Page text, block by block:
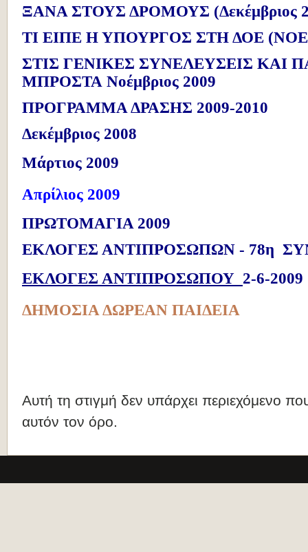
ΞΑΝΑ ΣΤΟΥΣ ΔΡΟΜΟΥΣ (Δεκέμβριος
ΤΙ ΕΙΠΕ Η ΥΠΟΥΡΓΟΣ ΣΤΗ ΔΟΕ
ΣΤΙΣ ΓΕΝΙΚΕΣ ΣΥΝΕΛΕΥΣΕΙΣ ΚΑΙ
ΜΠΡΟΣΤΑ Νοέμβριος 2009
ΠΡΟΓΡΑΜΜΑ ΔΡΑΣΗΣ 2009-2010
Δεκέμβριος 2008
Μάρτιος 2009
Απρίλιος 2009
ΠΡΩΤΟΜΑΓΙΑ 2009
ΕΚΛΟΓΕΣ ΑΝΤΙΠΡΟΣΩΠΩΝ - 78η
ΕΚΛΟΓΕΣ ΑΝΤΙΠΡΟΣΩΠΟΥ 2-6-2009
ΔΗΜΟΣΙΑ ΔΩΡΕΑΝ ΠΑΙΔΕΙΑ
Αυτή τη στιγμή δεν υπάρχει περιεχόμενο
αυτόν τον όρο.